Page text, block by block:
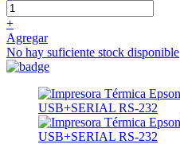
+
Agregar
No hay suficiente stock disponible